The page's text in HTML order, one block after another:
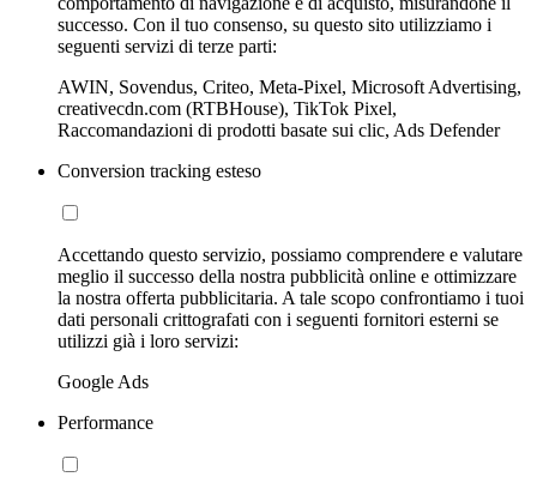
successo. Con il tuo consenso, su questo sito utilizziamo i
seguenti servizi di terze parti:
AWIN, Sovendus, Criteo, Meta-Pixel, Microsoft Advertising,
creativecdn.com (RTBHouse), TikTok Pixel,
Raccomandazioni di prodotti basate sui clic, Ads Defender
Conversion tracking esteso
Accettando questo servizio, possiamo comprendere e valutare
meglio il successo della nostra pubblicità online e ottimizzare
la nostra offerta pubblicitaria. A tale scopo confrontiamo i tuoi
dati personali crittografati con i seguenti fornitori esterni se
utilizzi già i loro servizi:
Google Ads
Performance